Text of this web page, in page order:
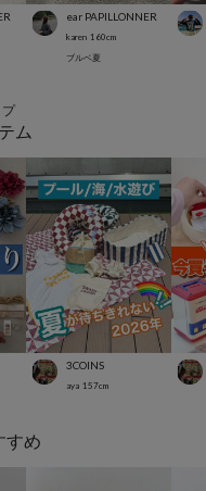
ear PAPILLONNER
karen 160cm
ブルベ夏
ム
3COINS
aya 157cm
すめ